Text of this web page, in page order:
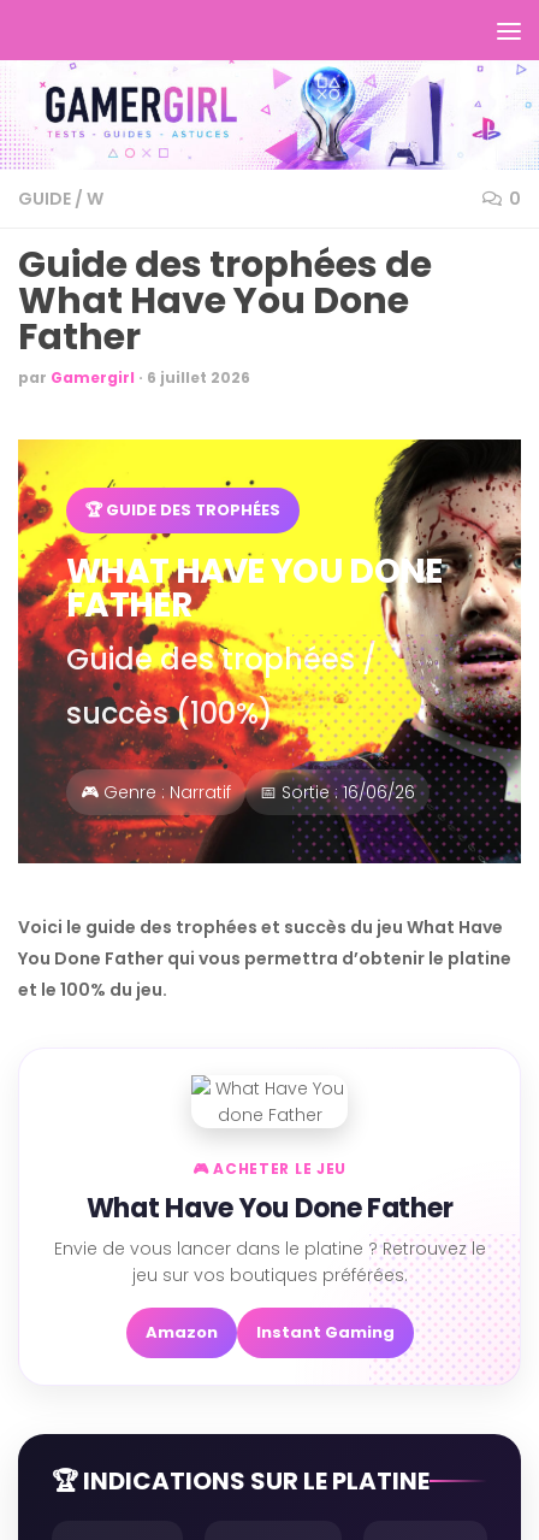
GUIDE / W 0
Guide des trophées de
What Have You Done
Father
par Gamergirl · 6 juillet 2026
🏆 GUIDE DES TROPHÉES
WHAT HAVE YOU DONE
FATHER
Guide des trophées /
succès (100%)
🎮 Genre : Narratif 📅 Sortie : 16/06/26
Voici le guide des trophées et succès du jeu What Have
You Done Father qui vous permettra d’obtenir le platine
et le 100% du jeu.
🎮 ACHETER LE JEU
What Have You Done Father
Envie de vous lancer dans le platine ? Retrouvez le
jeu sur vos boutiques préférées.
Amazon Instant Gaming
🏆 INDICATIONS SUR LE PLATINE